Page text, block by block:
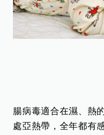
腸病毒適合在濕、熱
處亞熱帶，全年都有